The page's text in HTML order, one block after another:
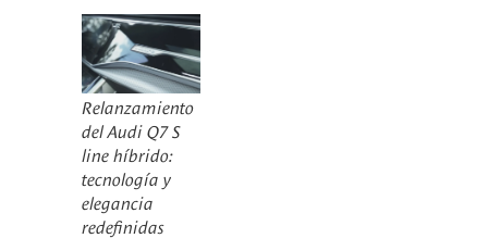
Relanzamiento
del Audi Q7 S
line híbrido:
tecnología y
elegancia
redefinidas